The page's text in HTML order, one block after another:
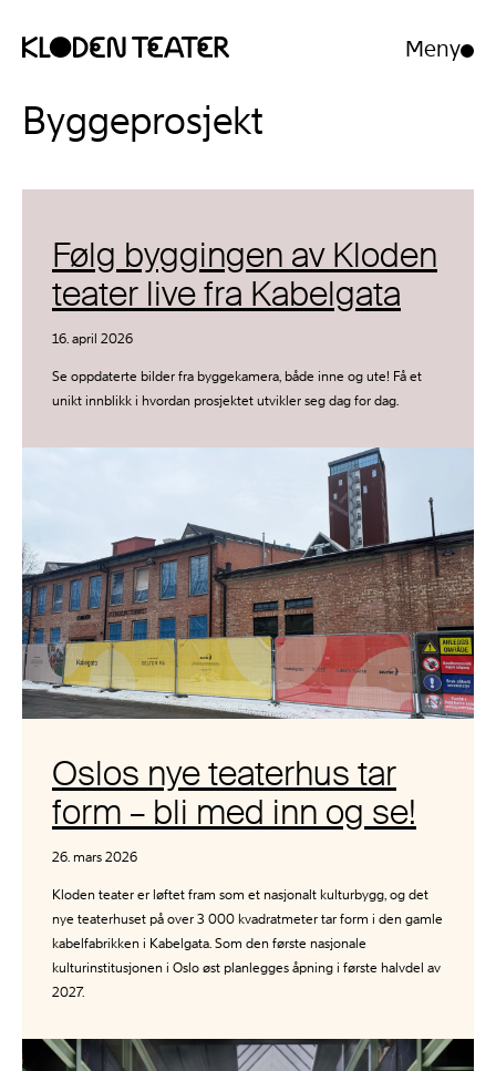
Hopp
innhold
Hopp
navigasjon
Meny
Åpne/
Byggeprosjekt
Følg byggingen av Kloden
teater live fra Kabelgata
16. april 2026
Se oppdaterte bilder fra byggekamera, både inne og ute! Få et
unikt innblikk i hvordan prosjektet utvikler seg dag for dag.
Oslos nye teaterhus tar
form – bli med inn og se!
26. mars 2026
Kloden teater er løftet fram som et nasjonalt kulturbygg, og det
nye teaterhuset på over 3 000 kvadratmeter tar form i den gamle
kabelfabrikken i Kabelgata. Som den første nasjonale
kulturinstitusjonen i Oslo øst planlegges åpning i første halvdel av
2027.